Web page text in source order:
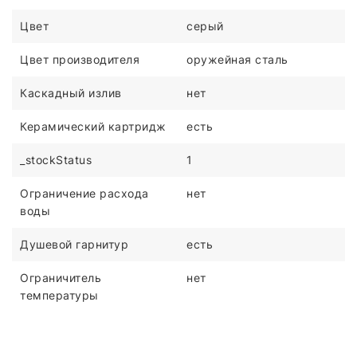
Цвет серый
Цвет производителя оружейная сталь
Каскадный излив нет
Керамический картридж есть
_stockStatus 1
Ограничение расхода
воды
нет
Душевой гарнитур есть
Ограничитель
температуры
нет